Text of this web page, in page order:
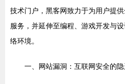
技术门户，黑客网致力于为用户提
服务，并延伸至编程、游戏开发与
络环境。
一、网站漏洞：互联网安全的